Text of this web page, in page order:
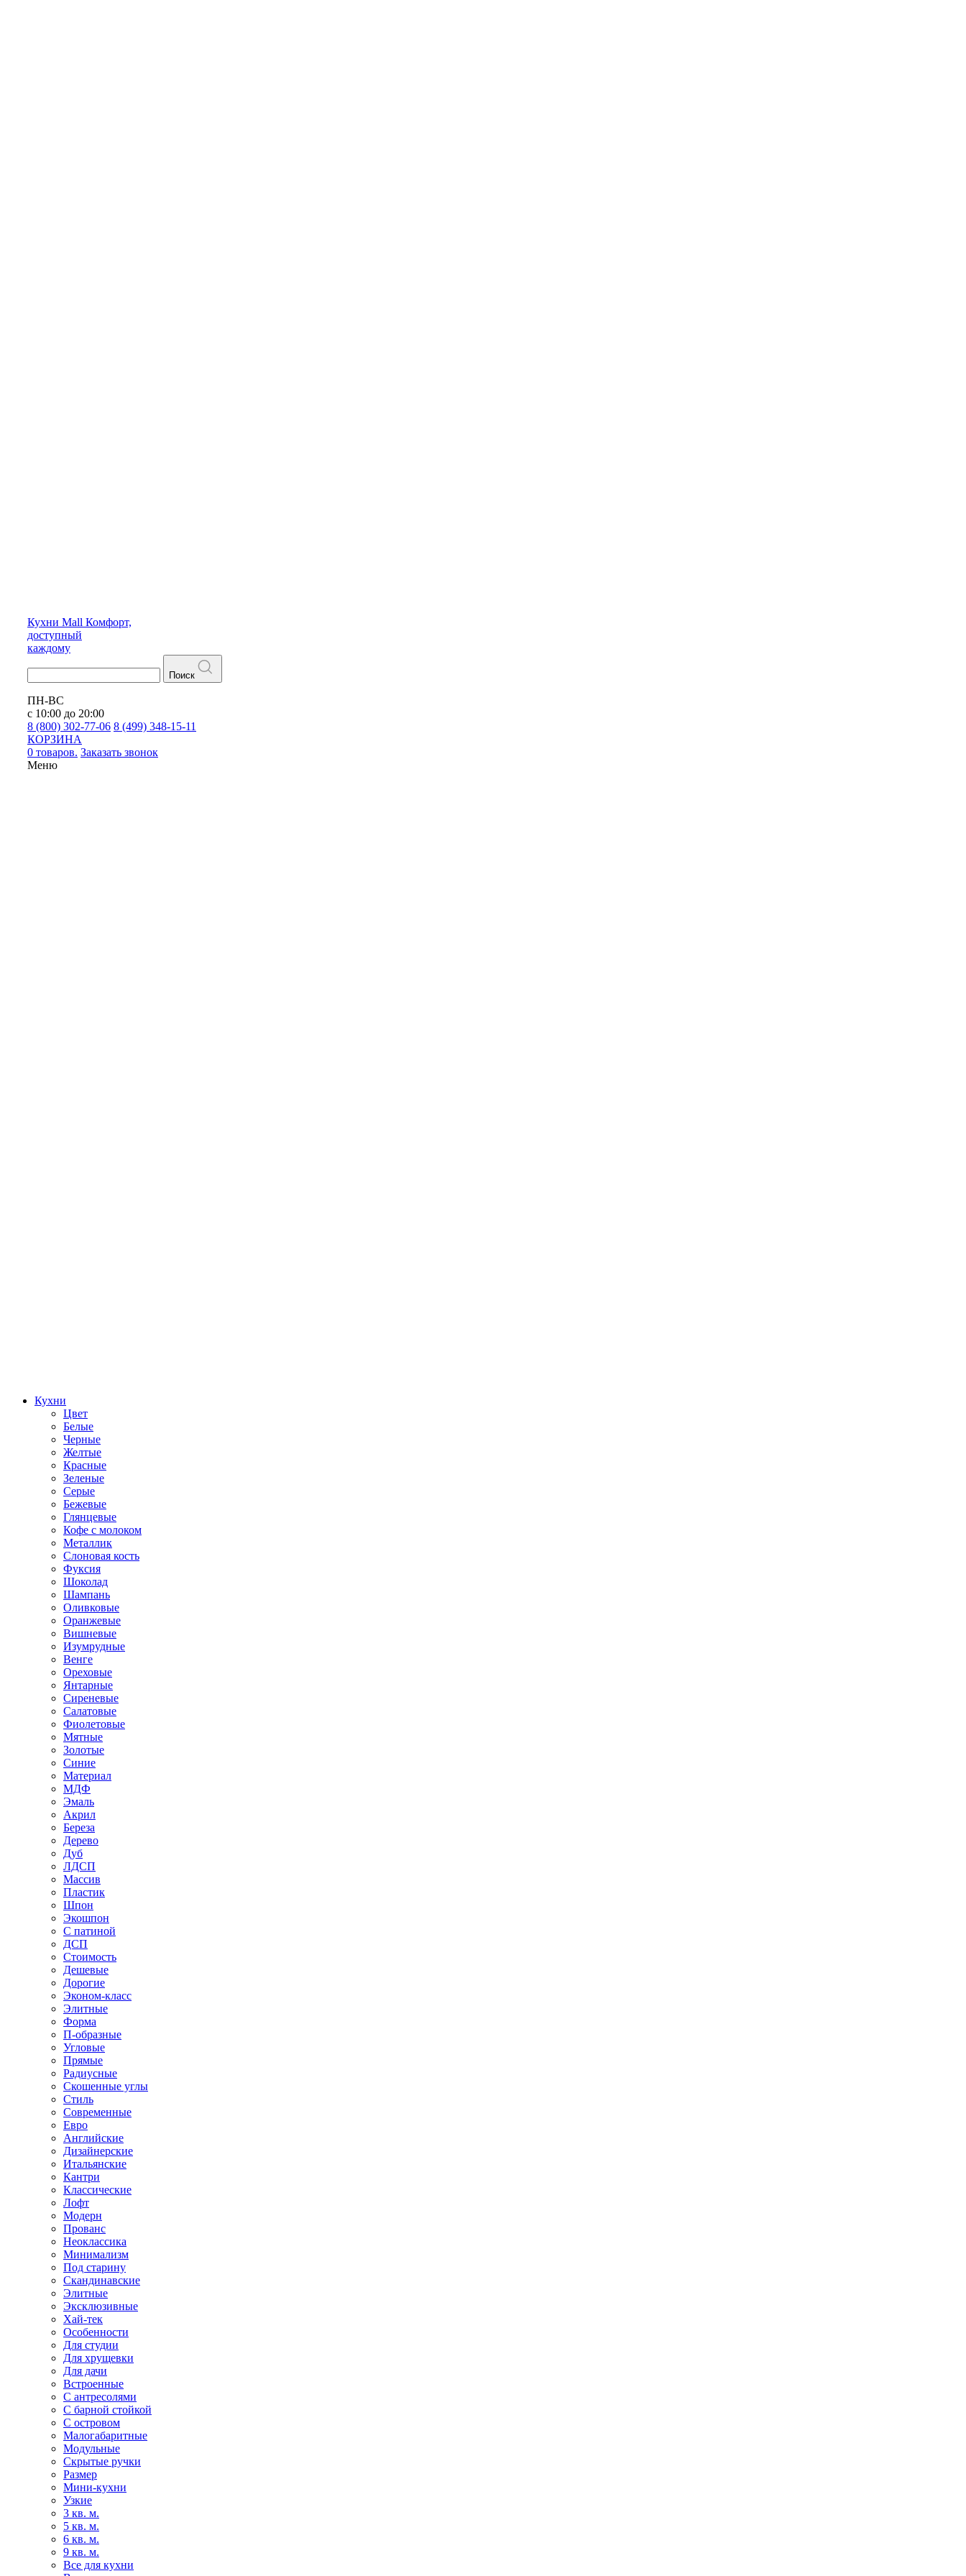
Кухни Mall Комфорт,
доступный
каждому
Поиск
ПН-ВС
с 10:00 до 20:00
8 (800) 302-77-06 8 (499) 348-15-11
КОРЗИНА
0 товаров. Заказать звонок
Меню
Кухни
Цвет
Белые
Черные
Желтые
Красные
Зеленые
Серые
Бежевые
Глянцевые
Кофе с молоком
Металлик
Слоновая кость
Фуксия
Шоколад
Шампань
Оливковые
Оранжевые
Вишневые
Изумрудные
Венге
Ореховые
Янтарные
Сиреневые
Салатовые
Фиолетовые
Мятные
Золотые
Синие
Материал
МДФ
Эмаль
Акрил
Береза
Дерево
Дуб
ЛДСП
Массив
Пластик
Шпон
Экошпон
С патиной
ДСП
Стоимость
Дешевые
Дорогие
Эконом-класс
Элитные
Форма
П-образные
Угловые
Прямые
Радиусные
Скошенные углы
Стиль
Современные
Евро
Английские
Дизайнерские
Итальянские
Кантри
Классические
Лофт
Модерн
Прованс
Неоклассика
Минимализм
Под старину
Скандинавские
Элитные
Эксклюзивные
Хай-тек
Особенности
Для студии
Для хрущевки
Для дачи
Встроенные
С антресолями
С барной стойкой
С островом
Малогабаритные
Модульные
Скрытые ручки
Размер
Мини-кухни
Узкие
3 кв. м.
5 кв. м.
6 кв. м.
9 кв. м.
Все для кухни